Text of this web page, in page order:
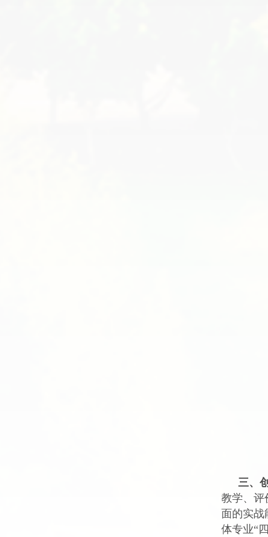
三、
教学、评
面的实战
体专业“